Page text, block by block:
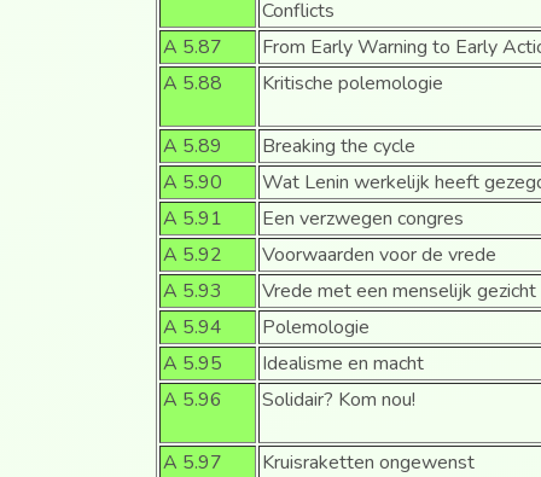
Conflicts
A 5.87
From Early Warning to Early
A 5.88
Kritische polemologie
A 5.89
Breaking the cycle
A 5.90
Wat Lenin werkelijk heeft
A 5.91
Een verzwegen congres
A 5.92
Voorwaarden voor de vrede
A 5.93
Vrede met een menselijk gezicht
A 5.94
Polemologie
A 5.95
Idealisme en macht
A 5.96
Solidair? Kom nou!
A 5.97
Kruisraketten ongewenst